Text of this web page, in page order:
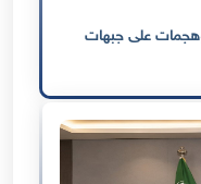
على جبهات